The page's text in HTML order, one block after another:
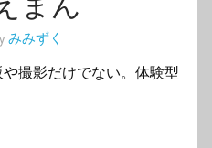
みみずく
撮影だけでない。体験型